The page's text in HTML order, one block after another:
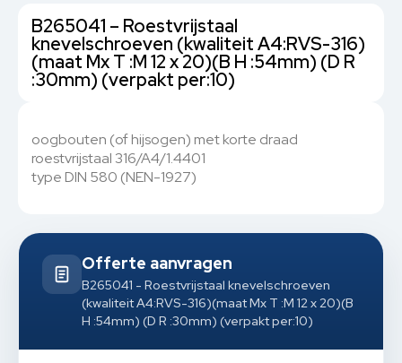
B265041 – Roestvrijstaal
knevelschroeven (kwaliteit A4:RVS-316)
(maat Mx T :M 12 x 20)(B H :54mm) (D R
:30mm) (verpakt per:10)
oogbouten (of hijsogen) met korte draad
roestvrijstaal 316/A4/1.4401
type DIN 580 (NEN-1927)
Offerte aanvragen
B265041 - Roestvrijstaal knevelschroeven
(kwaliteit A4:RVS-316)(maat Mx T :M 12 x 20)(B
H :54mm) (D R :30mm) (verpakt per:10)